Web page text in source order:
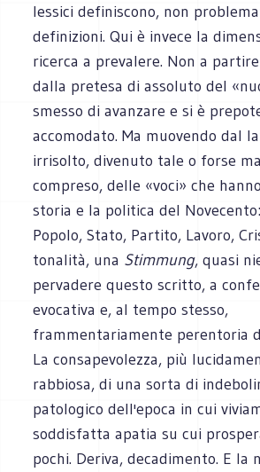
lessici definiscono, non
definizioni. Qui è invece la
ricerca a prevalere. Non a
dalla pretesa di assoluto del
smesso di avanzare e si è
accomodato. Ma muovendo dal
irrisolto, divenuto tale o forse
compreso, delle «voci» che
storia e la politica del
Popolo, Stato, Partito, Lavoro,
tonalità, una Stimmung, quasi
pervadere questo scritto, a
evocativa e, al tempo stesso,
frammentariamente perentoria
La consapevolezza, più
rabbiosa, di una sorta di
patologico dell'epoca in cui
soddisfatta apatia su cui
pochi. Deriva, decadimento. E la